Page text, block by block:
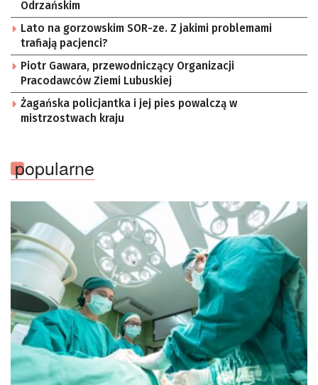
Odrzańskim
Lato na gorzowskim SOR-ze. Z jakimi problemami
trafiają pacjenci?
Piotr Gawara, przewodniczący Organizacji
Pracodawców Ziemi Lubuskiej
Żagańska policjantka i jej pies powalczą w
mistrzostwach kraju
popularne